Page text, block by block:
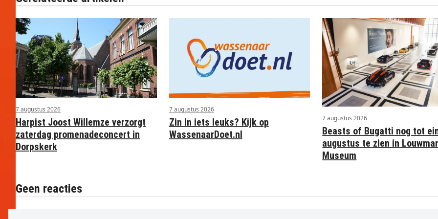
7 augustus 2026
Harpist Joost Willemze verzorgt
zaterdag promenadeconcert in
Dorpskerk
7 augustus 2026
Zin in iets leuks? Kijk op
WassenaarDoet.nl
7 augustus 2026
Beasts of Bugatti nog tot
augustus te zien in
Museum
Geen reacties